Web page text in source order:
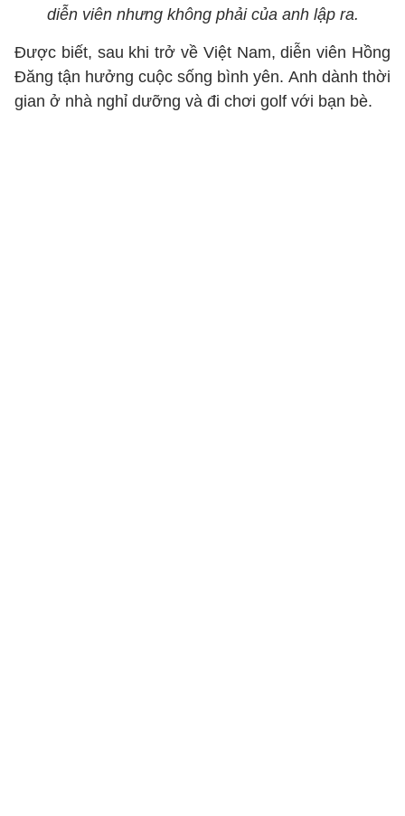
diễn viên nhưng không phải của anh lập ra.
Được biết, sau khi trở về Việt Nam, diễn viên Hồng
Đăng tận hưởng cuộc sống bình yên. Anh dành thời
gian ở nhà nghỉ dưỡng và đi chơi golf với bạn bè.